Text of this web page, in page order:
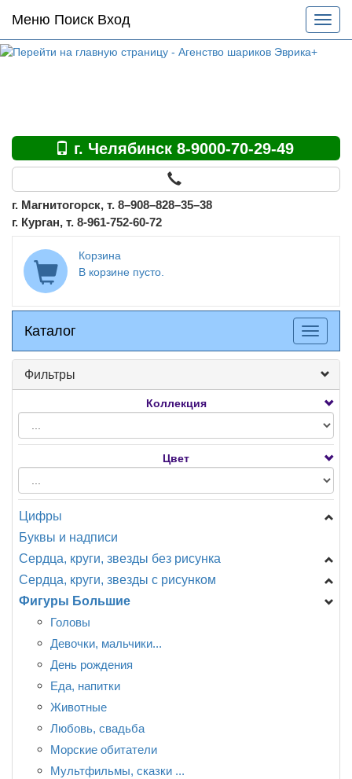
Основное
меню
по
Меню Поиск Вход
меню
г. Челябинск 8-9000-70-29-49
г. Магнитогорск, т. 8–908–828–35–38
г. Курган, т. 8-961-752-60-72
Корзина
В корзине пусто.
Каталог
Каталог
меню
Фильтры
Коллекция
Цвет
Цифры
Цифры Мини
Цифры на подставке
A - Анаграмм (США)
AG - Agura
F - ФлексМетал (ИСПАНИЯ)
CTI - США
GR - Италия
CN - Китай
Разное
Буквы и надписи
Сердца, круги, звезды без рисунка
Звезды
Сердца
Круги
Специальные
Сердца, круги, звезды с рисунком
День Рождения
Новорождённым
Разное
Любовь, свадьба.
Детская тематика, мультфильмы.
События, праздники.
Смайлы, улыбки.
Поздравляю!
Фигуры Большие
Головы
Девочки, мальчики...
День рождения
Еда, напитки
Животные
Любовь, свадьба
Морские обитатели
Мультфильмы, сказки ...